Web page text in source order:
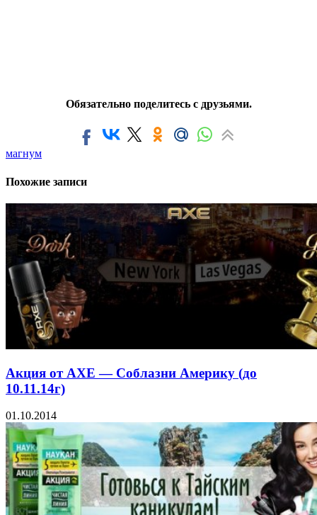
Обязательно поделитесь с друзьями.
магнум
Похожие записи
Акция от AXE — Соблазни Америку (до
10.11.14г)
01.10.2014